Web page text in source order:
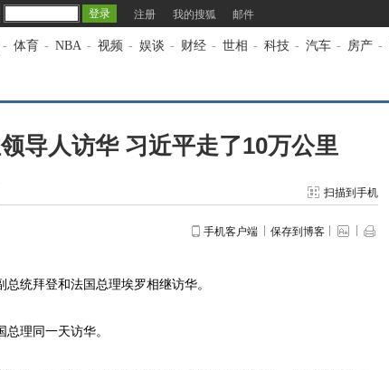
注册 我的搜狐 邮件
- 体育 - NBA - 视频 - 娱谈 - 财经 - 世相 - 科技 - 汽车 - 房产 -
导人访华 习近平走了10万公里
扫描到手机
手机客户端 保存到博客
统拜登和法国总理埃罗相继访华。
理同一天访华。